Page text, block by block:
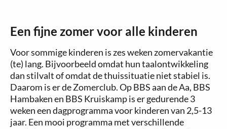
Een fijne zomer voor alle kinderen
Voor sommige kinderen is zes weken zomervakantie
(te) lang. Bijvoorbeeld omdat hun taalontwikkeling
dan stilvalt of omdat de thuissituatie niet stabiel is.
Daarom is er de Zomerclub. Op BBS aan de Aa, BBS
Hambaken en BBS Kruiskamp is er gedurende 3
weken een dagprogramma voor kinderen van 2,5-13
jaar. Een mooi programma met verschillende